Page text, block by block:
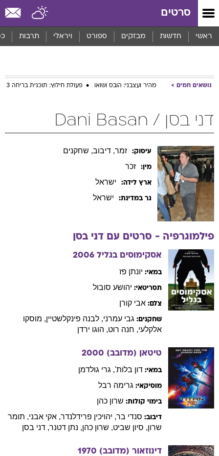
סרטים
ראשי חדשות מבזקים ספורט ויראלי תרבות
נושאים חמים מהיר ועצבני: הובס ושואו פעולת חילוץ: תוכנית בריחה 3
דני בסן / Dani Basan
עיסוק: זמר, דיבוב, שחקנים
מין: זכר
ארץ לידה: ישראל
גר במדינת: ישראל
פילמוגרפיה - סרטים עם דני בסן
אסקימוסים בגליל 2006
במאי: יונתן פז
תסריטאי: יהושע סובול
צלם: אבי קורן
שחקנים: גבי עמרני, לבנה פינקלשטיין, מוסקו
אלקלעי, חנה רוט, הוגו ירדן
טיטאן (מדובב) 2000
במאי: דון בלות', גרי גולדמן
מוסיקאי: גרימה רבל
בימוי קולות: שרון כהן
דיבוב: סנדי בר, יהויכין פרידלנדר, אקי אבני, תומר
שרון, סיון שביט, שרון כהן, נתן דטנר, דני בסן
דינוזאור (מדובב) 1970